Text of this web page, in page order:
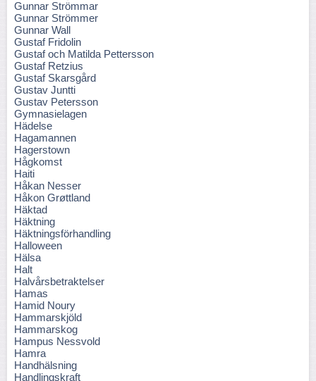
Gunnar Strömmar
Gunnar Strömmer
Gunnar Wall
Gustaf Fridolin
Gustaf och Matilda Pettersson
Gustaf Retzius
Gustaf Skarsgård
Gustav Juntti
Gustav Petersson
Gymnasielagen
Hädelse
Hagamannen
Hagerstown
Hågkomst
Haiti
Håkan Nesser
Håkon Grøttland
Häktad
Häktning
Häktningsförhandling
Halloween
Hälsa
Halt
Halvårsbetraktelser
Hamas
Hamid Noury
Hammarskjöld
Hammarskog
Hampus Nessvold
Hamra
Handhälsning
Handlingskraft